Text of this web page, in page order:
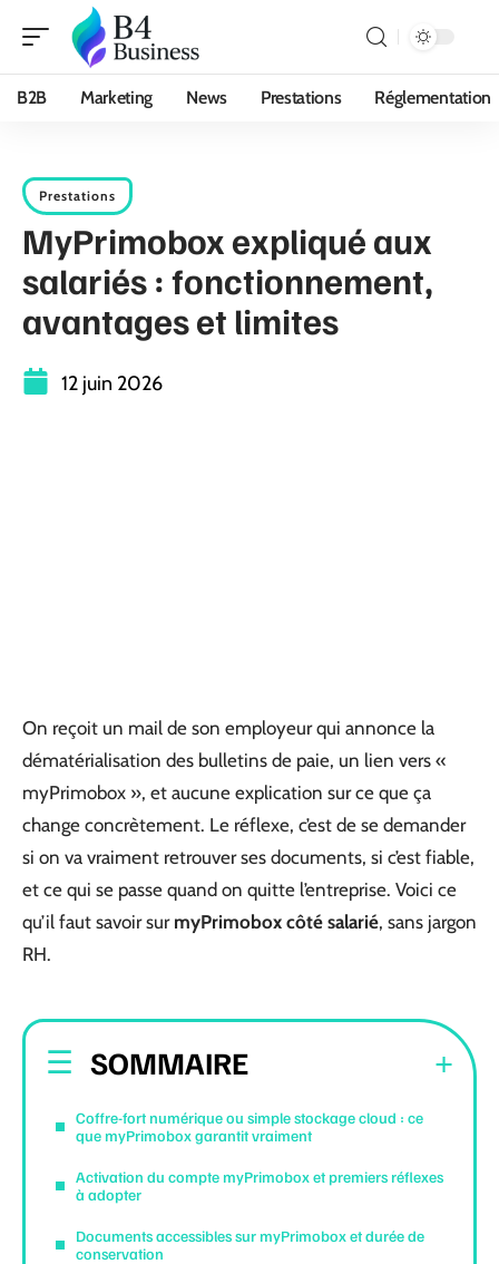
B2B Marketing News Prestations Réglementation
Prestations
MyPrimobox expliqué aux
salariés : fonctionnement,
avantages et limites
12 juin 2026
On reçoit un mail de son employeur qui annonce la
dématérialisation des bulletins de paie, un lien vers «
myPrimobox », et aucune explication sur ce que ça
change concrètement. Le réflexe, c’est de se demander
si on va vraiment retrouver ses documents, si c’est fiable,
et ce qui se passe quand on quitte l’entreprise. Voici ce
qu’il faut savoir sur myPrimobox côté salarié, sans jargon
RH.
SOMMAIRE
Coffre-fort numérique ou simple stockage cloud : ce
que myPrimobox garantit vraiment
Activation du compte myPrimobox et premiers réflexes
à adopter
Documents accessibles sur myPrimobox et durée de
conservation